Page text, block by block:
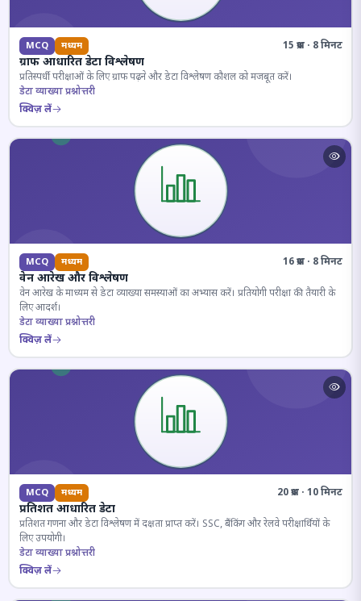
MCQ मध्यम 15 प्रश्न · 8 मिनट
ग्राफ आधारित डेटा विश्लेषण
प्रतिस्पर्धी परीक्षाओं के लिए ग्राफ पढ़ने और डेटा विश्लेषण कौशल को मजबूत करें।
डेटा व्याख्या प्रश्नोत्तरी
क्विज़ लें
MCQ मध्यम 16 प्रश्न · 8 मिनट
वेन आरेख और विश्लेषण
वेन आरेख के माध्यम से डेटा व्याख्या समस्याओं का अभ्यास करें। प्रतियोगी परीक्षा की तैयारी के
लिए आदर्श।
डेटा व्याख्या प्रश्नोत्तरी
क्विज़ लें
MCQ मध्यम 20 प्रश्न · 10 मिनट
प्रतिशत आधारित डेटा
प्रतिशत गणना और डेटा विश्लेषण में दक्षता प्राप्त करें। SSC, बैंकिंग और रेलवे परीक्षार्थियों के
लिए उपयोगी।
डेटा व्याख्या प्रश्नोत्तरी
क्विज़ लें